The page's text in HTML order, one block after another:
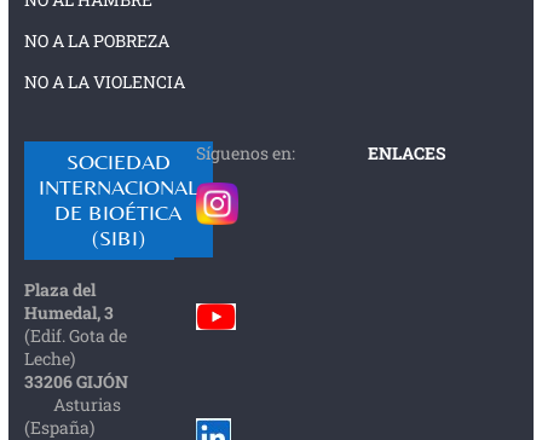
NO A LA POBREZA
NO A LA VIOLENCIA
SOCIEDAD
INTERNACIONAL
DE BIOÉTICA
(SIBI)
Plaza del
Humedal, 3
(Edif. Gota de
Leche)
33206 GIJÓN
Asturias
(España)
Síguenos en: ENLACES